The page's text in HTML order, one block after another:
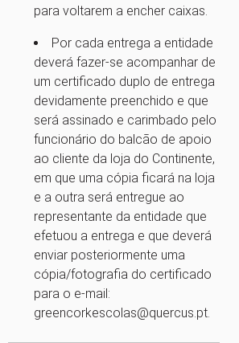
para voltarem a encher caixas.
Por cada entrega a entidade
deverá fazer-se acompanhar de
um certificado duplo de entrega
devidamente preenchido e que
será assinado e carimbado pelo
funcionário do balcão de apoio
ao cliente da loja do Continente,
em que uma cópia ficará na loja
e a outra será entregue ao
representante da entidade que
efetuou a entrega e que deverá
enviar posteriormente uma
cópia/fotografia do certificado
para o e-mail:
greencorkescolas@quercus.pt.